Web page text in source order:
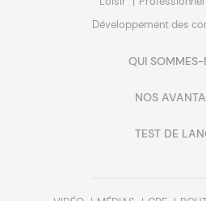
Développement des
QUI SOMMES-
NOS
TEST DE